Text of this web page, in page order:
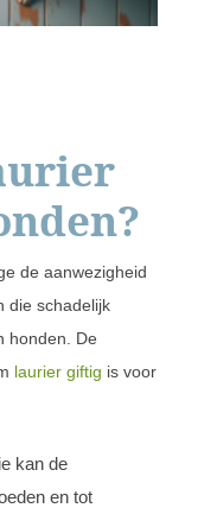
de aanwezigheid
die schadelijk
honden. De
laurier giftig is voor
kan de
en tot